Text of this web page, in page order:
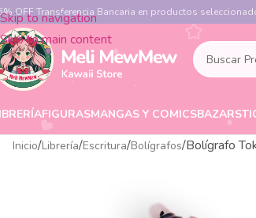
Skip to navigation
Skip to main content
OFF Transferencia Bancaria en productos
FIGURASMANGAS Y COMICSBAZAR
Inicio Librería Escritura Bolígrafos Bolígrafo